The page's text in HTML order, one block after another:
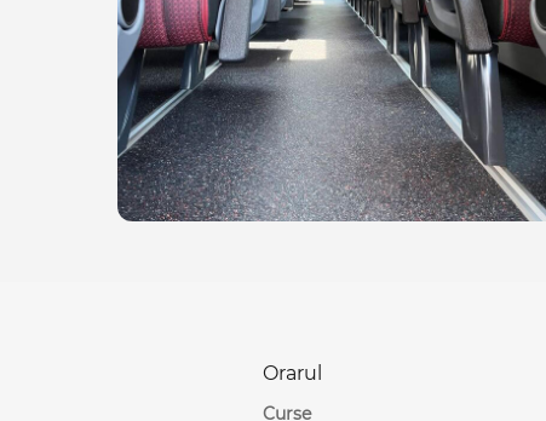
Orarul
Curse